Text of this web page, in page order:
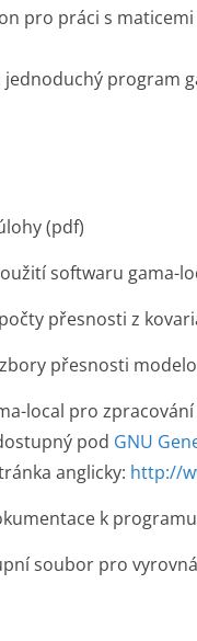
pro práci s
(pdf)
softwaru gama-
přesnosti z
přesnosti
local pro
pod GNU
anglicky: http://
k
soubor pro